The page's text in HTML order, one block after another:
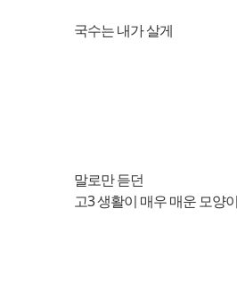
국수는 내가 살게
말로만 듣던
고3 생활이 매우 매운 모양